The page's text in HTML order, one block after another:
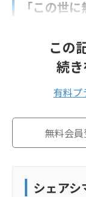
「この世
この
続き
有料プ
無料会員
シェアシ